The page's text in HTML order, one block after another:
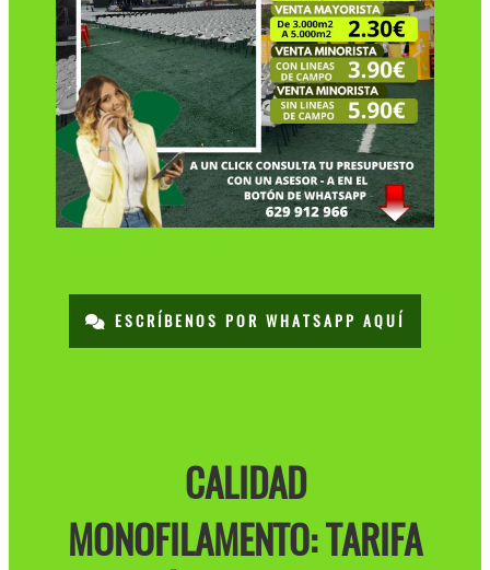
ESCRÍBENOS POR WHATSAPP AQUÍ
CALIDAD
MONOFILAMENTO: TARIFA